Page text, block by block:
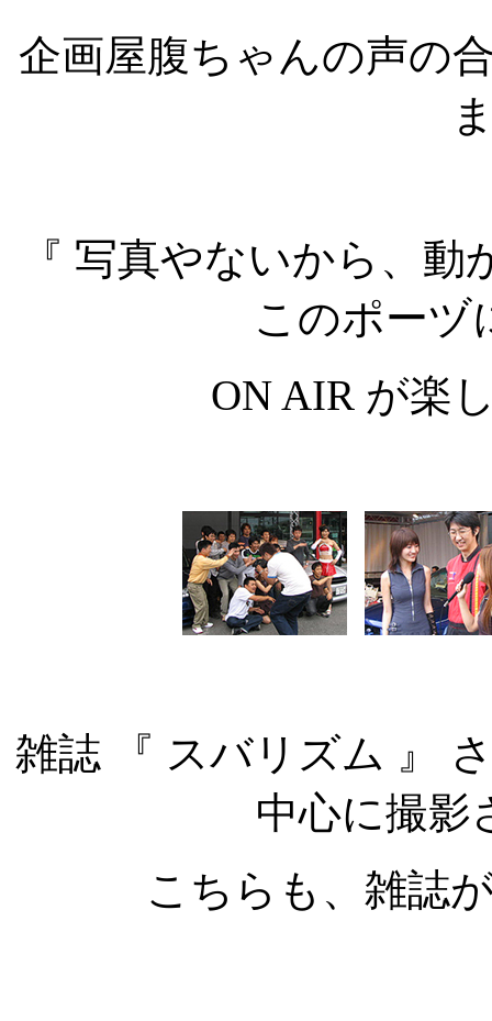
企画屋腹ちゃんの声の
『 写真やないから、
このポー
ON AIR が楽
雑誌 『 スバリズム 』
中心に撮影
こちらも、雑誌